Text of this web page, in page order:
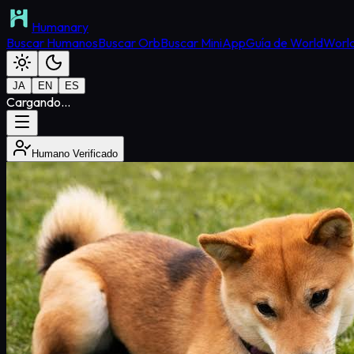
Humanary
Buscar HumanosBuscar OrbBuscar MiniAppGuía de World
JA EN ES
Cargando...
Humano Verificado